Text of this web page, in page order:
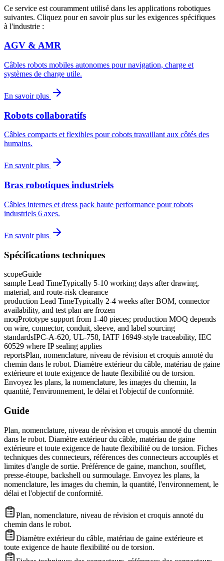
Ce service est couramment utilisé dans les applications robotiques
suivantes. Cliquez pour en savoir plus sur les exigences spécifiques
à l'industrie :
AGV & AMR
Câbles robots mobiles autonomes pour navigation, charge et
systèmes de charge utile.
En savoir plus
Robots collaboratifs
Câbles compacts et flexibles pour cobots travaillant aux côtés des
humains.
En savoir plus
Bras robotiques industriels
Câbles internes et dress pack haute performance pour robots
industriels 6 axes.
En savoir plus
Spécifications techniques
scopeGuide
sample Lead TimeTypically 5-10 working days after drawing,
material, and route-risk clearance
production Lead TimeTypically 2-4 weeks after BOM, connector
availability, and test plan are frozen
moqPrototype support from 1-40 pieces; production MOQ depends
on wire, connector, conduit, sleeve, and label sourcing
standardsIPC-A-620, UL-758, IATF 16949-style traceability, IEC
60529 where IP sealing applies
reportsPlan, nomenclature, niveau de révision et croquis annoté du
chemin dans le robot. Diamètre extérieur du câble, matériau de gaine
extérieure et toute exigence de haute flexibilité ou de torsion.
Envoyez les plans, la nomenclature, les images du chemin, la
quantité, l'environnement, le délai et l'objectif de conformité.
Guide
Plan, nomenclature, niveau de révision et croquis annoté du chemin
dans le robot. Diamètre extérieur du câble, matériau de gaine
extérieure et toute exigence de haute flexibilité ou de torsion. Fiches
techniques des connecteurs, références des connecteurs accouplés et
limites d'angle de sortie. Préférence de gaine, manchon, soufflet,
presse-étoupe, backshell ou surmoulage. Envoyez les plans, la
nomenclature, les images du chemin, la quantité, l'environnement, le
délai et l'objectif de conformité.
Plan, nomenclature, niveau de révision et croquis annoté du
chemin dans le robot.
Diamètre extérieur du câble, matériau de gaine extérieure et
toute exigence de haute flexibilité ou de torsion.